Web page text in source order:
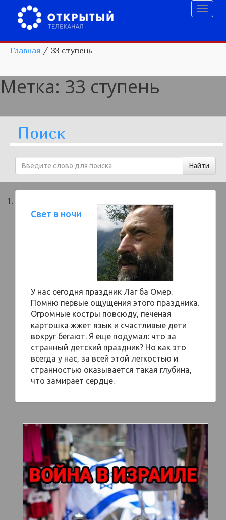
Главная / 33 ступень
Метка: 33 ступень
Поиск
Свет в ночи
У нас сегодня праздник Лаг ба Омер.
Помню первые ощущения этого праздника.
Огромные костры повсюду, печеная
картошка жжет язык и счастливые дети
вокруг бегают. Я еще подумал: что за
странный детский праздник? Но как это
всегда у нас, за всей этой легкостью и
странностью оказывается такая глубина,
что замирает сердце.